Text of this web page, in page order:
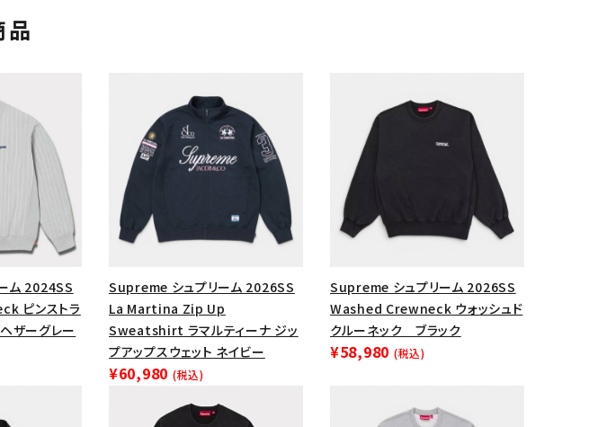
コラボレーションブランドから探す
人気ワード
2026SS
Tシャツ・ロングスリーブ
キャップ・ハット
パーカー・クルーネック
ショルダー・ウエストバッグ
ボックスロゴ
ブラックスウェット
表示する
品
ム 2024SS
ピンストラ
ザーグレー
Supreme シュプリーム 2026SS
La Martina Zip Up
Sweatshirt ラマルティーナ ジッ
プアップスウェット ネイビー
¥60,980 (税込)
Supreme シュプリーム 2026SS
Washed Crewneck ウォッシュド
クルーネック ブラック
¥58,980 (税込)